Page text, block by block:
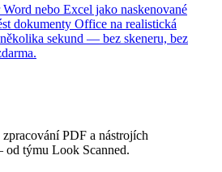
nebo Excel jako naskenované
dokumenty Office na realistická
sekund — bez skeneru, bez
PDF a nástrojích
týmu Look Scanned.